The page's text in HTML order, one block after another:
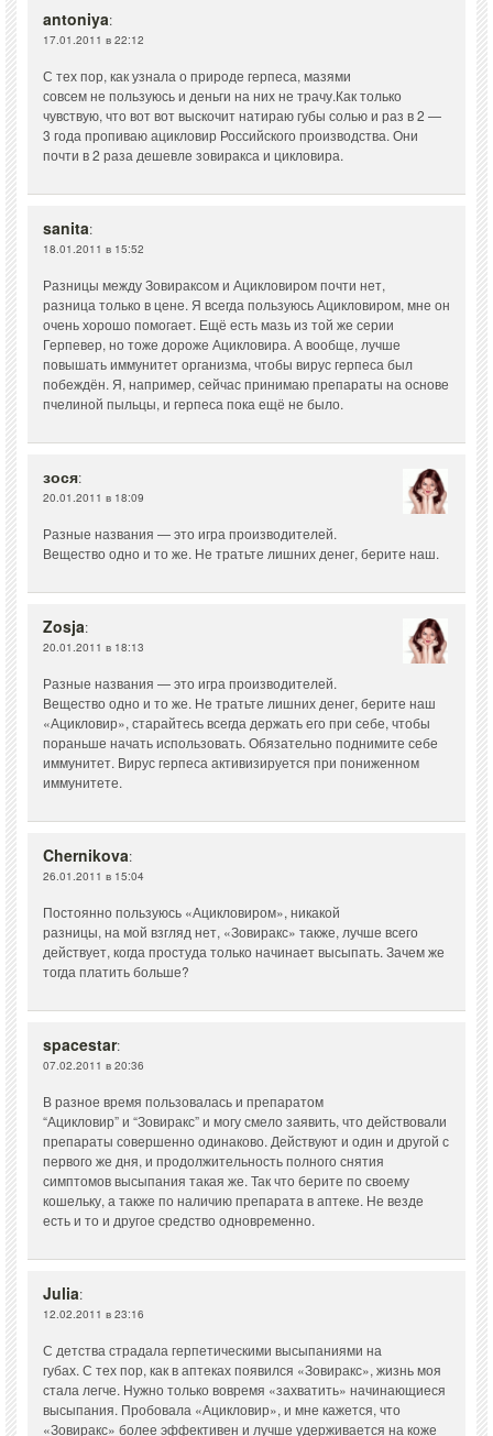
antoniya:
17.01.2011 в 22:12
С тех пор, как узнала о природе герпеса, мазями
совсем не пользуюсь и деньги на них не трачу.Как только
чувствую, что вот вот выскочит натираю губы солью и раз в 2 —
3 года пропиваю ацикловир Российского производства. Они
почти в 2 раза дешевле зовиракса и цикловира.
sanita:
18.01.2011 в 15:52
Разницы между Зовираксом и Ацикловиром почти нет,
разница только в цене. Я всегда пользуюсь Ацикловиром, мне он
очень хорошо помогает. Ещё есть мазь из той же серии
Герпевер, но тоже дороже Ацикловира. А вообще, лучше
повышать иммунитет организма, чтобы вирус герпеса был
побеждён. Я, например, сейчас принимаю препараты на основе
пчелиной пыльцы, и герпеса пока ещё не было.
зося:
20.01.2011 в 18:09
Разные названия — это игра производителей.
Вещество одно и то же. Не тратьте лишних денег, берите наш.
Zosja:
20.01.2011 в 18:13
Разные названия — это игра производителей.
Вещество одно и то же. Не тратьте лишних денег, берите наш
«Ацикловир», старайтесь всегда держать его при себе, чтобы
пораньше начать использовать. Обязательно поднимите себе
иммунитет. Вирус герпеса активизируется при пониженном
иммунитете.
Chernikova:
26.01.2011 в 15:04
Постоянно пользуюсь «Ацикловиром», никакой
разницы, на мой взгляд нет, «Зовиракс» также, лучше всего
действует, когда простуда только начинает высыпать. Зачем же
тогда платить больше?
spacestar:
07.02.2011 в 20:36
В разное время пользовалась и препаратом
“Ацикловир” и “Зовиракс” и могу смело заявить, что действовали
препараты совершенно одинаково. Действуют и один и другой с
первого же дня, и продолжительность полного снятия
симптомов высыпания такая же. Так что берите по своему
кошельку, а также по наличию препарата в аптеке. Не везде
есть и то и другое средство одновременно.
Julia:
12.02.2011 в 23:16
С детства страдала герпетическими высыпаниями на
губах. С тех пор, как в аптеках появился «Зовиракс», жизнь моя
стала легче. Нужно только вовремя «захватить» начинающиеся
высыпания. Пробовала «Ацикловир», и мне кажется, что
«Зовиракс» более эффективен и лучше удерживается на коже